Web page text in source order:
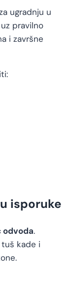
ugradnju u
pravilno
i završne
isporuke
odvoda.
kade i